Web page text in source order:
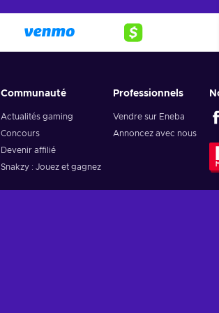
Communauté
Actualités gaming
Concours
Devenir affilié
Snakzy : Jouez et gagnez
Professionnels
Vendre sur Eneba
Annoncez avec nous